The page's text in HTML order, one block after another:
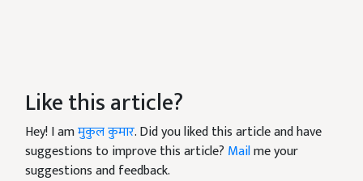
Like this article?
Hey! I amमुकुल कुमार. Did you liked this article and have
suggestions to improve this article? Mailme your
suggestions and feedback.